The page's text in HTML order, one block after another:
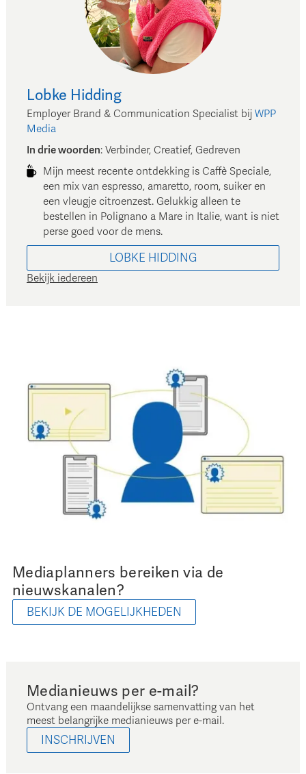
Lobke Hidding
Employer Brand & Communication Specialist bij WPP
Media
In drie woorden: Verbinder, Creatief, Gedreven
Mijn meest recente ontdekking is Caffè Speciale,
een mix van espresso, amaretto, room, suiker en
een vleugje citroenzest. Gelukkig alleen te
bestellen in Polignano a Mare in Italie, want is niet
perse goed voor de mens.
LOBKE HIDDING
Bekijk iedereen
Mediaplanners bereiken via de
nieuwskanalen?
BEKIJK DE MOGELIJKHEDEN
Medianieuws per e-mail?
Ontvang een maandelijkse samenvatting van het
meest belangrijke medianieuws per e-mail.
INSCHRIJVEN